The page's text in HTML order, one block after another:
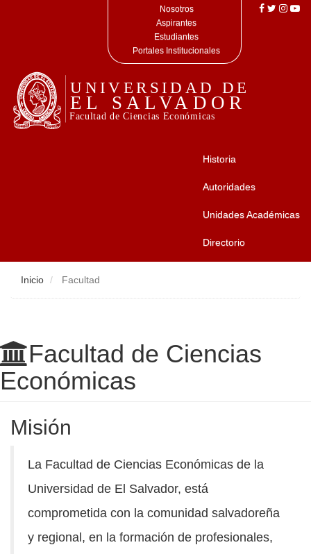
Nosotros
Aspirantes
Estudiantes
Portales Institucionales
Historia
Autoridades
Unidades Académicas
Directorio
Inicio Facultad
Facultad de Ciencias
Económicas
Misión
La Facultad de Ciencias Económicas de la
Universidad de El Salvador, está
comprometida con la comunidad salvadoreña
y regional, en la formación de profesionales,